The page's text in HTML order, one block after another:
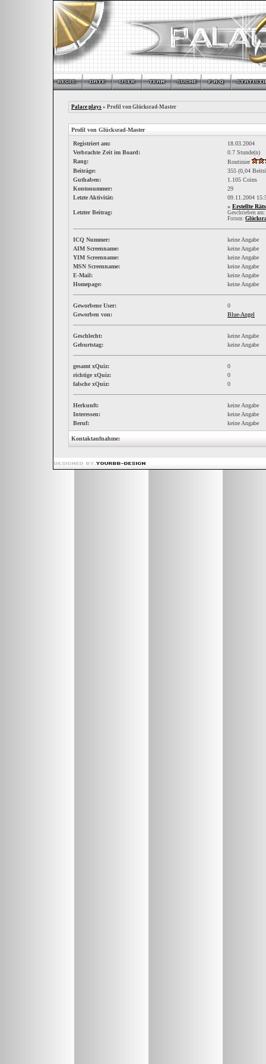
Palace plays » Profil von Glücksrad-Master
Profil von Glücksrad-Master
Registriert am:
18.03.2004
Verbrachte Zeit im Board:
0.7 Stunde(n)
Rang:
Routinier
Beiträge:
355 (0,04
Guthaben:
1.105 Coins
Kontonummer:
29
Letzte Aktivität:
09.11.2004
Letzter Beitrag:
» Erstellte
Geschrieben
Forum:
ICQ Nummer:
keine Angabe
AIM Screenname:
keine Angabe
YIM Screenname:
keine Angabe
MSN Screenname:
keine Angabe
E-Mail:
keine Angabe
Homepage:
keine Angabe
Geworbene User:
0
Geworben von:
Blue-Angel
Geschlecht:
keine Angabe
Geburtstag:
keine Angabe
gesamt xQuiz:
0
richtige xQuiz:
0
falsche xQuiz:
0
Herkunft:
keine Angabe
Interessen:
keine Angabe
Beruf:
keine Angabe
Kontaktaufnahme: